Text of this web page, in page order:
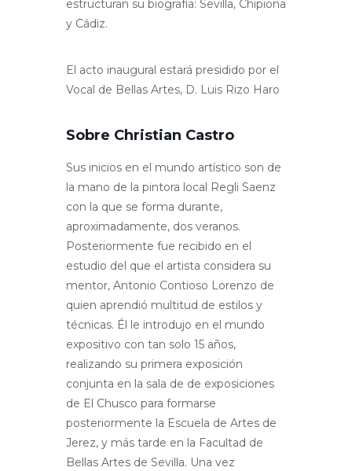
estructuran su biografía: Sevilla, Chipiona
y Cádiz.
El acto inaugural estará presidido por el
Vocal de Bellas Artes, D. Luis Rizo Haro
Sobre Christian Castro
Sus inicios en el mundo artístico son de
la mano de la pintora local Regli Saenz
con la que se forma durante,
aproximadamente, dos veranos.
Posteriormente fue recibido en el
estudio del que el artista considera su
mentor, Antonio Contioso Lorenzo de
quien aprendió multitud de estilos y
técnicas. Él le introdujo en el mundo
expositivo con tan solo 15 años,
realizando su primera exposición
conjunta en la sala de de exposiciones
de El Chusco para formarse
posteriormente la Escuela de Artes de
Jerez, y más tarde en la Facultad de
Bellas Artes de Sevilla. Una vez